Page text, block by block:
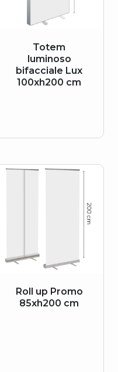
Totem
luminoso
bifacciale Lux
100xh200 cm
Roll up Promo
85xh200 cm